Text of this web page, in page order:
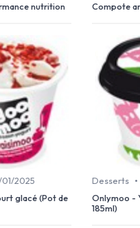
nutrition
Compote
01/2025
glacé (Pot de
Desserts •
Onlymoo -
185ml)